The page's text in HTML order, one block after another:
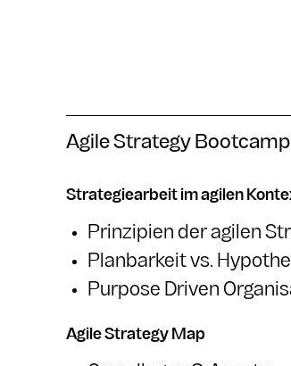
Agile Strategy Bootcamp
Strategiearbeit im agilen
Prinzipien der agilen
Planbarkeit vs.
Purpose Driven
Agile Strategy Map